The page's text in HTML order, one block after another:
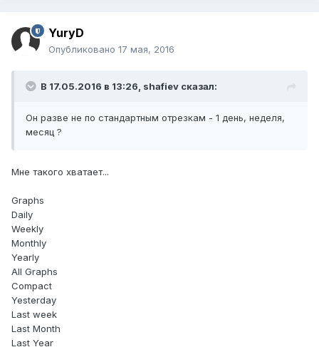
YuryD
Опубликовано 17 мая, 2016
В 17.05.2016 в 13:26, shafiev сказал:
Он разве не по стандартным отрезкам - 1 день, неделя,
месяц ?
Мне такого хватает...
Graphs
Daily
Weekly
Monthly
Yearly
All Graphs
Compact
Yesterday
Last week
Last Month
Last Year